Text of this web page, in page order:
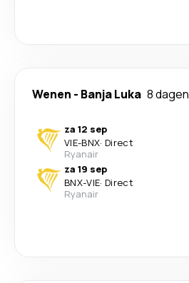
Wenen - Banja Luka 8 dagen
za 12 sep
VIE-BNX· Direct
Ryanair
za 19 sep
BNX-VIE· Direct
Ryanair